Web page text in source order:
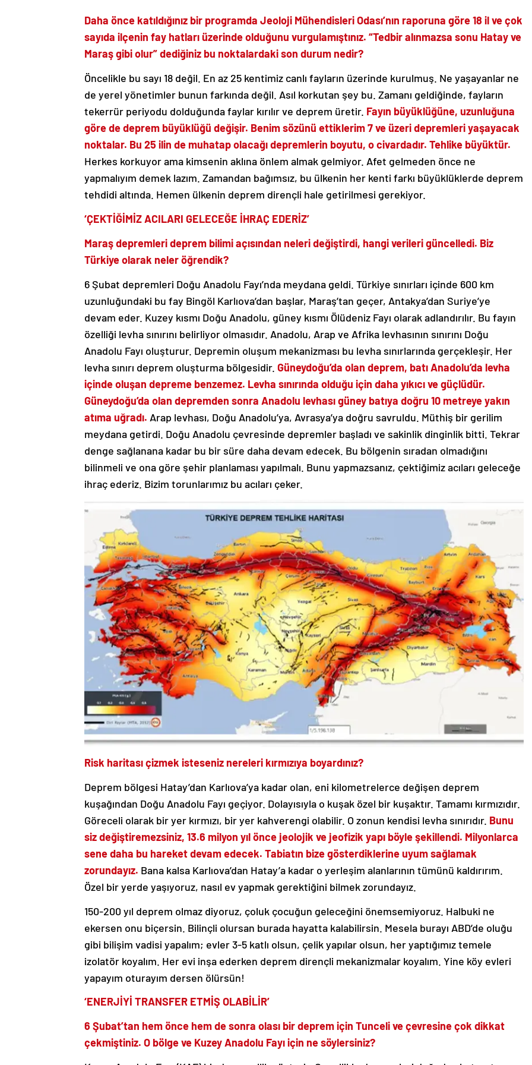
Daha önce katıldığınız bir programda Jeoloji Mühendisleri Odası’nın raporuna göre 18 il ve çok
sayıda ilçenin fay hatları üzerinde olduğunu vurgulamıştınız. “Tedbir alınmazsa sonu Hatay ve
Maraş gibi olur” dediğiniz bu noktalardaki son durum nedir?
Öncelikle bu sayı 18 değil. En az 25 kentimiz canlı fayların üzerinde kurulmuş. Ne yaşayanlar ne
de yerel yönetimler bunun farkında değil. Asıl korkutan şey bu. Zamanı geldiğinde, fayların
tekerrür periyodu dolduğunda faylar kırılır ve deprem üretir. Fayın büyüklüğüne, uzunluğuna
göre de deprem büyüklüğü değişir. Benim sözünü ettiklerim 7 ve üzeri depremleri yaşayacak
noktalar. Bu 25 ilin de muhatap olacağı depremlerin boyutu, o civardadır. Tehlike büyüktür.
Herkes korkuyor ama kimsenin aklına önlem almak gelmiyor. Afet gelmeden önce ne
yapmalıyım demek lazım. Zamandan bağımsız, bu ülkenin her kenti farkı büyüklüklerde deprem
tehdidi altında. Hemen ülkenin deprem dirençli hale getirilmesi gerekiyor.
‘ÇEKTİĞİMİZ ACILARI GELECEĞE İHRAÇ EDERİZ’
Maraş depremleri deprem bilimi açısından neleri değiştirdi, hangi verileri güncelledi. Biz
Türkiye olarak neler öğrendik?
6 Şubat depremleri Doğu Anadolu Fayı’nda meydana geldi. Türkiye sınırları içinde 600 km
uzunluğundaki bu fay Bingöl Karlıova’dan başlar, Maraş’tan geçer, Antakya’dan Suriye’ye
devam eder. Kuzey kısmı Doğu Anadolu, güney kısmı Ölüdeniz Fayı olarak adlandırılır. Bu fayın
özelliği levha sınırını belirliyor olmasıdır. Anadolu, Arap ve Afrika levhasının sınırını Doğu
Anadolu Fayı oluşturur. Depremin oluşum mekanizması bu levha sınırlarında gerçekleşir. Her
levha sınırı deprem oluşturma bölgesidir. Güneydoğu’da olan deprem, batı Anadolu’da levha
içinde oluşan depreme benzemez. Levha sınırında olduğu için daha yıkıcı ve güçlüdür.
Güneydoğu’da olan depremden sonra Anadolu levhası güney batıya doğru 10 metreye yakın
atıma uğradı. Arap levhası, Doğu Anadolu’ya, Avrasya’ya doğru savruldu. Müthiş bir gerilim
meydana getirdi. Doğu Anadolu çevresinde depremler başladı ve sakinlik dinginlik bitti. Tekrar
denge sağlanana kadar bu bir süre daha devam edecek. Bu bölgenin sıradan olmadığını
bilinmeli ve ona göre şehir planlaması yapılmalı. Bunu yapmazsanız, çektiğimiz acıları geleceğe
ihraç ederiz. Bizim torunlarımız bu acıları çeker.
Risk haritası çizmek isteseniz nereleri kırmızıya boyardınız?
Deprem bölgesi Hatay’dan Karlıova’ya kadar olan, eni kilometrelerce değişen deprem
kuşağından Doğu Anadolu Fayı geçiyor. Dolayısıyla o kuşak özel bir kuşaktır. Tamamı kırmızıdır.
Göreceli olarak bir yer kırmızı, bir yer kahverengi olabilir. O zonun kendisi levha sınırıdır. Bunu
siz değiştiremezsiniz, 13.6 milyon yıl önce jeolojik ve jeofizik yapı böyle şekillendi. Milyonlarca
sene daha bu hareket devam edecek. Tabiatın bize gösterdiklerine uyum sağlamak
zorundayız. Bana kalsa Karlıova’dan Hatay’a kadar o yerleşim alanlarının tümünü kaldırırım.
Özel bir yerde yaşıyoruz, nasıl ev yapmak gerektiğini bilmek zorundayız.
150-200 yıl deprem olmaz diyoruz, çoluk çocuğun geleceğini önemsemiyoruz. Halbuki ne
ekersen onu biçersin. Bilinçli olursan burada hayatta kalabilirsin. Mesela burayı ABD’de oluğu
gibi bilişim vadisi yapalım; evler 3-5 katlı olsun, çelik yapılar olsun, her yaptığımız temele
izolatör koyalım. Her evi inşa ederken deprem dirençli mekanizmalar koyalım. Yine köy evleri
yapayım oturayım dersen ölürsün!
‘ENERJİYİ TRANSFER ETMİŞ OLABİLİR’
6 Şubat’tan hem önce hem de sonra olası bir deprem için Tunceli ve çevresine çok dikkat
çekmiştiniz. O bölge ve Kuzey Anadolu Fayı için ne söylersiniz?